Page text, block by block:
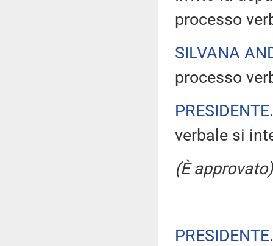
processo
SILVANA
processo
PRESIDENTE
verbale si
(È approvato)
PRESIDENTE